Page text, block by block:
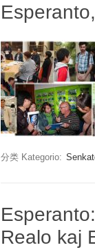
分类 Kategorio:
Realo kaj